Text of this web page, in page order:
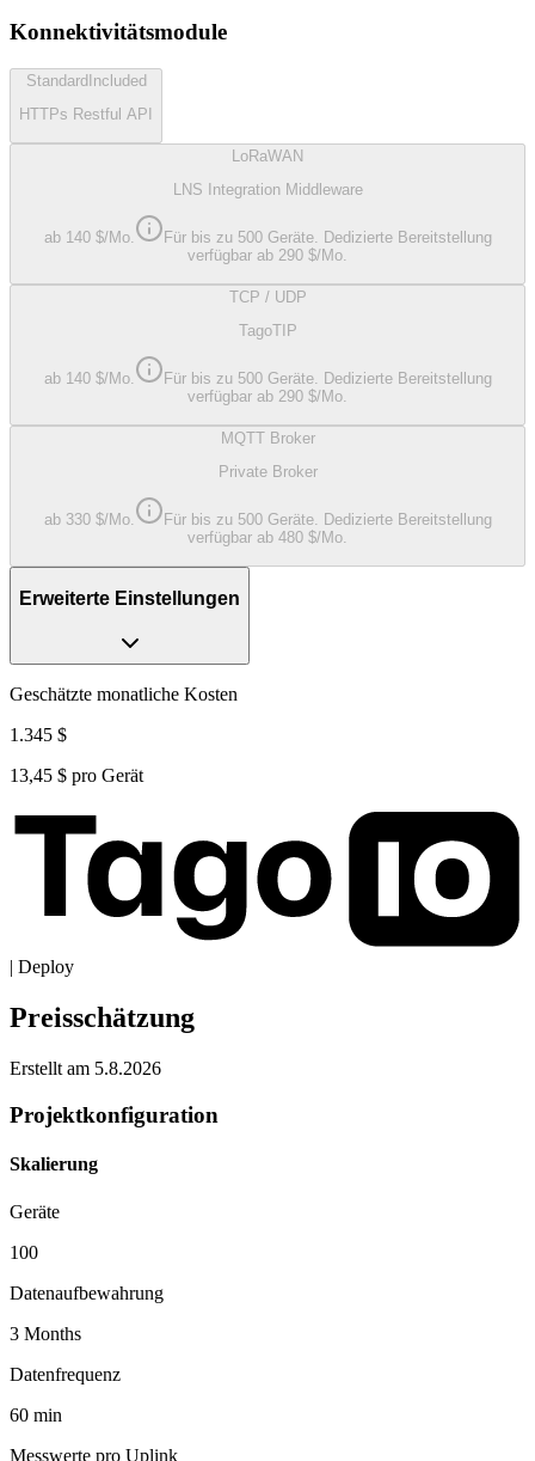
Konnektivitätsmodule
Standard Included
HTTPs Restful API
LoRaWAN
LNS Integration Middleware
ab 140 $/Mo.
Für bis zu 500 Geräte. Dedizierte Bereitstellung
verfügbar ab 290 $/Mo.
TCP / UDP
TagoTIP
ab 140 $/Mo.
Für bis zu 500 Geräte. Dedizierte Bereitstellung
verfügbar ab 290 $/Mo.
MQTT Broker
Private Broker
ab 330 $/Mo.
Für bis zu 500 Geräte. Dedizierte Bereitstellung
verfügbar ab 480 $/Mo.
Erweiterte Einstellungen
Geschätzte monatliche Kosten
1.345 $
13,45 $ pro Gerät
| Deploy
Preisschätzung
Erstellt am 5.8.2026
Projektkonfiguration
Skalierung
Geräte
100
Datenaufbewahrung
3 Months
Datenfrequenz
60 min
Messwerte pro Uplink